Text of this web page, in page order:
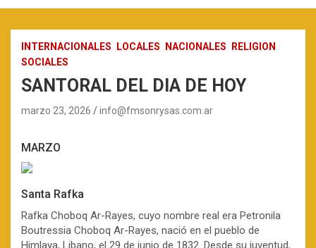
INTERNACIONALES LOCALES NACIONALES
RELIGION
SOCIALES
SANTORAL DEL DIA DE HOY
marzo 23, 2026 info@fmsonrysas.com.ar
MARZO
Santa Rafka
Rafka Choboq Ar-Rayes, cuyo nombre real era Petronila
Boutressia Choboq Ar-Rayes, nació en el pueblo de
Himlaya, Libano, el 29 de junio de 1832. Desde su juventud,